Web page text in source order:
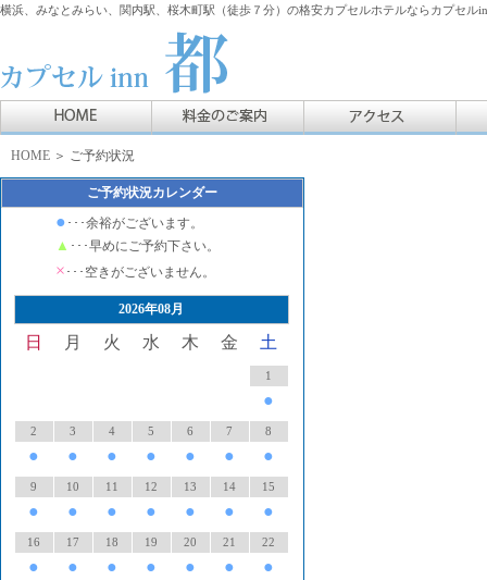
横浜、みなとみらい、関内駅、桜木町駅（徒歩７分）の格安カプセルホテルならカプセル
HOME ＞ ご予約状況
ご予約状況カレンダー
● ･･･余裕がございます。
▲ ･･･早めにご予約下さい。
× ･･･空きがございません。
2026年08月
日 月 火 水 木 金 土
1
●
2
●
3
●
4
●
5
●
6
●
7
●
8
●
9
●
10
●
11
●
12
●
13
●
14
●
15
●
16
●
17
●
18
●
19
●
20
●
21
●
22
●